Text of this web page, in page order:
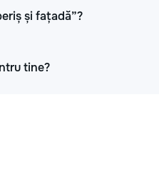
și fațadă”?
tine?